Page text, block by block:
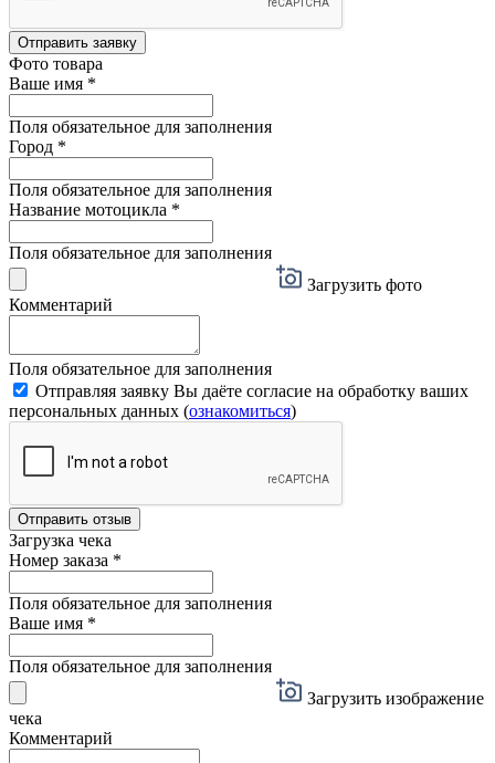
Отправить заявку
Фото товара
Ваше имя *
Поля обязательное для заполнения
Город *
Поля обязательное для заполнения
Название мотоцикла *
Поля обязательное для заполнения
Загрузить фото
Комментарий
Поля обязательное для заполнения
Отправляя заявку Вы даёте согласие на обработку ваших
персональных данных (ознакомиться)
Отправить отзыв
Загрузка чека
Номер заказа *
Поля обязательное для заполнения
Ваше имя *
Поля обязательное для заполнения
Загрузить изображение
чека
Комментарий